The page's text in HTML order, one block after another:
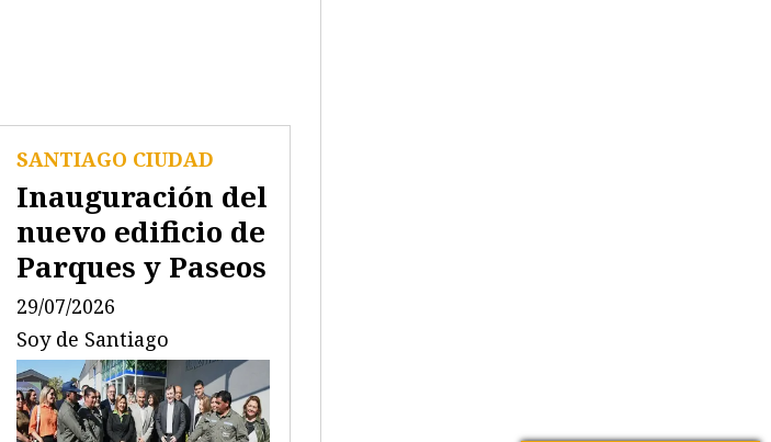
Inauguración del
nuevo edificio de
Parques y Paseos
Soy de Santiago
SANTIAGO CIUDAD
29/07/2026